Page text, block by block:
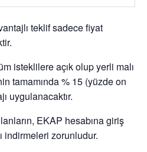
teklif sadece fiyat
isteklilere açık olup yerli malı
tamamında% 15 (yüzde on
uygulanacaktır.
EKAP hesabına giriş
indirmeleri zorunludur.